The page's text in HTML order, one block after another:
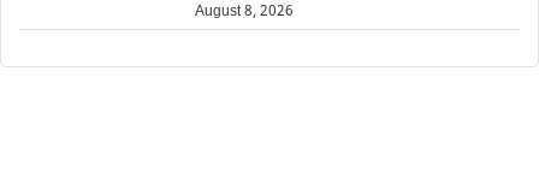
August 8, 2026